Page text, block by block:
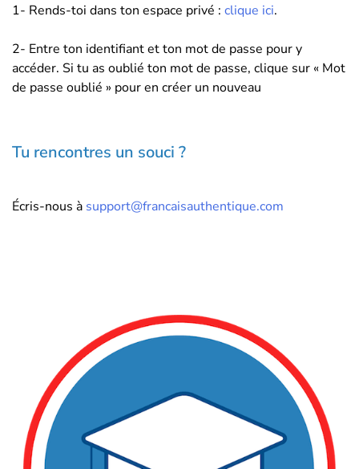
1- Rends-toi dans ton espace privé : clique ici.
2- Entre ton identifiant et ton mot de passe pour y
accéder. Si tu as oublié ton mot de passe, clique sur « Mot
de passe oublié » pour en créer un nouveau
Tu rencontres un souci ?
Écris-nous à support@francaisauthentique.com